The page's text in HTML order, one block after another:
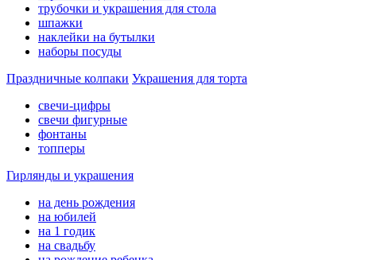
трубочки и украшения для стола
шпажки
наклейки на бутылки
наборы посуды
Праздничные колпаки Украшения для торта
свечи-цифры
свечи фигурные
фонтаны
топперы
Гирлянды и украшения
на день рождения
на юбилей
на 1 годик
на свадьбу